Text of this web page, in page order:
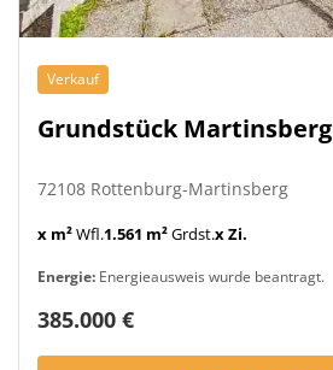
Verkauf
Grundstück Martinsberg
72108 Rottenburg-Martinsberg
x m²Wfl.1.561 m²Grdst.x Zi.
Energie: Energieausweis wurde beantragt.
385.000 €